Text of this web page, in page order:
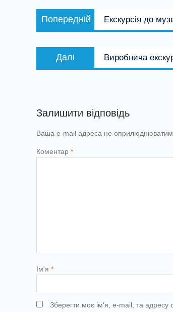
Навігація
записів
Попередній
запис:
Екскурсія до
Далі
запис:
Виробнича
Залишити відповідь
Ваша e-mail адреса не
Коментар *
Ім'я *
Зберегти моє ім'я, e-mail, та адресу